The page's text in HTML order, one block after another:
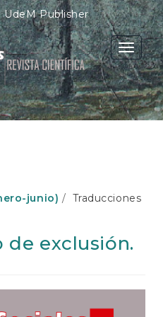
UdeM Publisher
Toggle
junio)
Traducciones
de exclusión.